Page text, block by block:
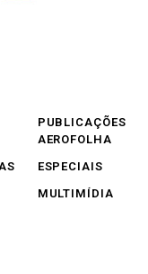
PUBLICAÇÕES
AEROFOLHA
ESPECIAIS
MULTIMÍDIA